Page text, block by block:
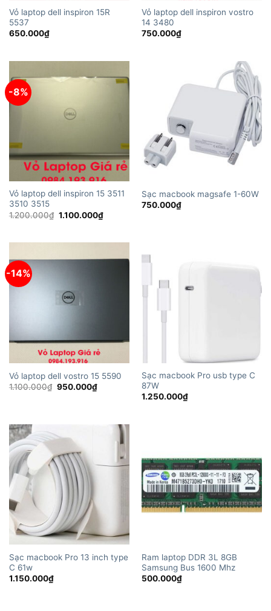
Vỏ laptop dell inspiron 15R
5537
650.000₫
Vỏ laptop dell inspiron vostro
14 3480
750.000₫
-8%
Vỏ laptop dell inspiron 15 3511
3510 3515
1.200.000₫ Giá
1.100.000₫Giá
hiện
Sạc macbook magsafe 1-60W
750.000₫
-14%
Vỏ laptop dell vostro 15 5590
1.100.000₫ Giá
950.000₫Giá
hiện
Sạc macbook Pro usb type C
87W
1.250.000₫
Sạc macbook Pro 13 inch type
C 61w
1.150.000₫
Ram laptop DDR 3L 8GB
Samsung Bus 1600 Mhz
500.000₫